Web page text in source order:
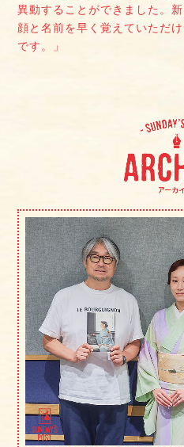
異動することができました。
顔と名前を早く覚えていただ
です。」